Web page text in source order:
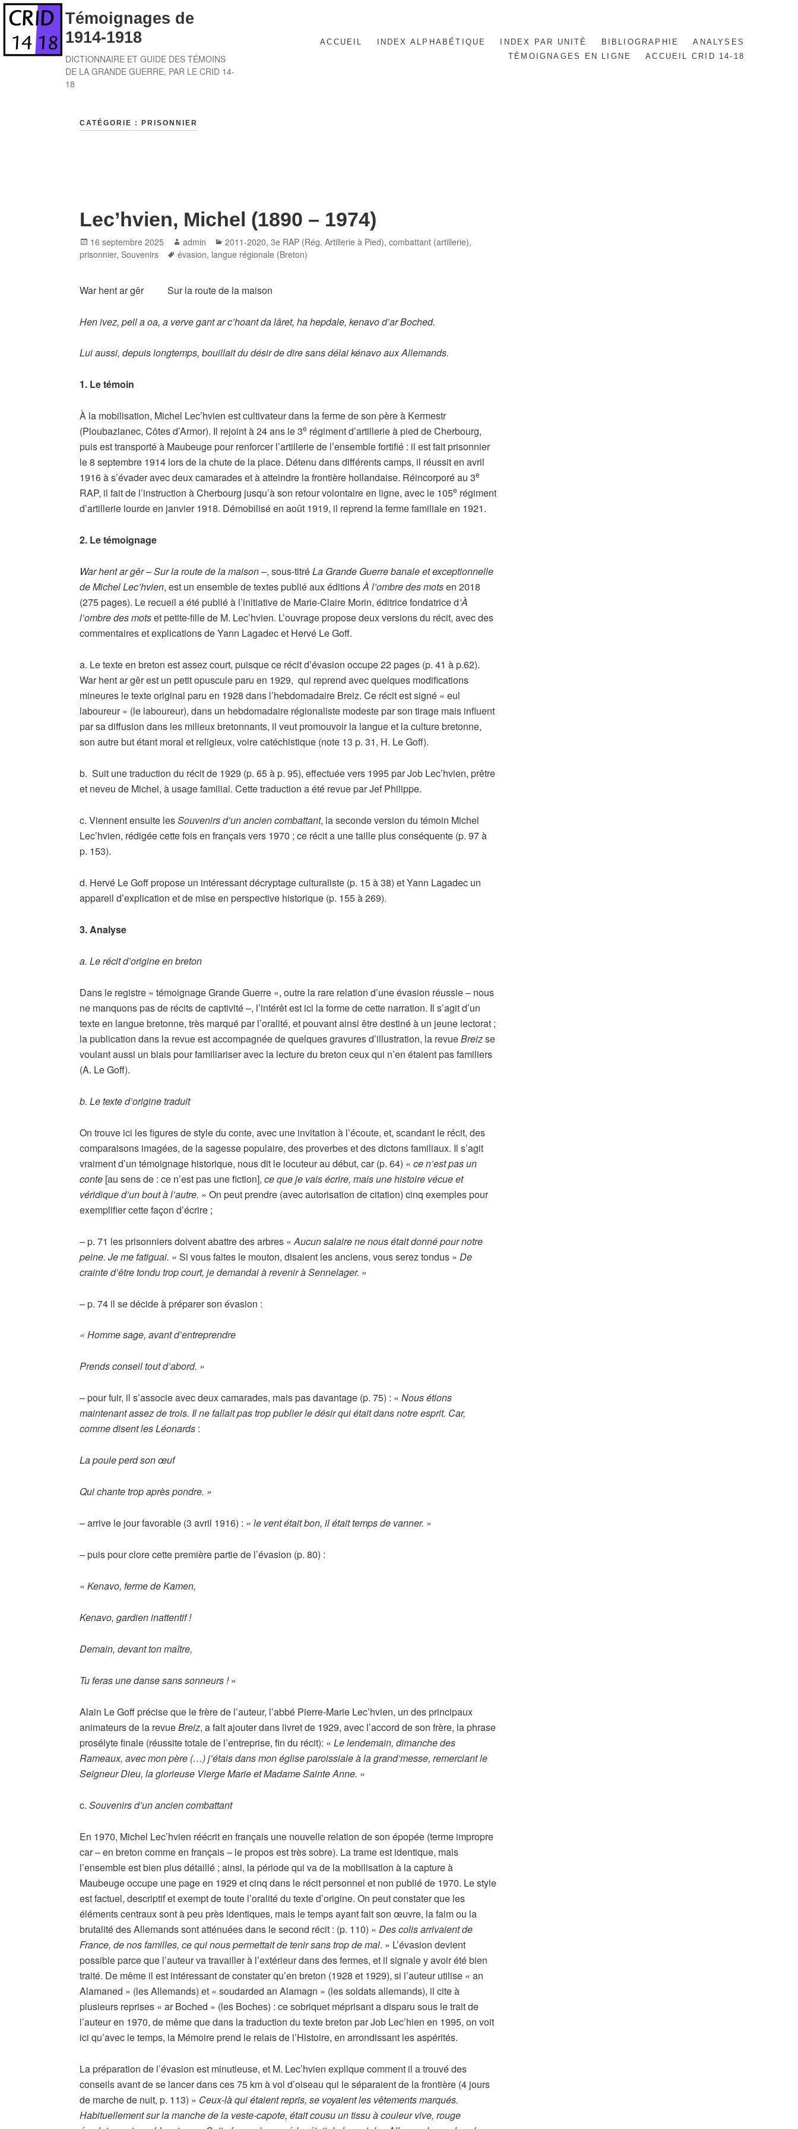
Skip
content
Témoignages de
1914-1918
DICTIONNAIRE ET GUIDE DES TÉMOINS
DE LA GRANDE GUERRE, PAR LE CRID 14-
18
ACCUEIL INDEX ALPHABÉTIQUE INDEX PAR UNITÉ BIBLIOGRAPHIE
ANALYSES
TÉMOIGNAGES EN LIGNE
ACCUEIL CRID 14-18
CATÉGORIE : PRISONNIER
Lec’hvien, Michel (1890 – 1974)
Posted
on
16 septembre 2025 Author
admin Categories
2011-2020,3e RAP (Rég. Artillerie à Pied),combattant (artillerie),
prisonnier,Souvenirs Tags
évasion, langue régionale (Breton)
War hent ar gêr Sur la route de la maison
Hen ivez, pell a oa, a verve gant ar c’hoant da lâret, ha hepdale, kenavo d’ar Boched.
Lui aussi, depuis longtemps, bouillait du désir de dire sans délai kénavo aux Allemands.
1. Le témoin
À la mobilisation, Michel Lec’hvien est cultivateur dans la ferme de son père à Kermestr
(Ploubazlanec, Côtes d’Armor). Il rejoint à 24 ans le 3e régiment d’artillerie à pied de Cherbourg,
puis est transporté à Maubeuge pour renforcer l’artillerie de l’ensemble fortifié : il est fait prisonnier
le 8 septembre 1914 lors de la chute de la place. Détenu dans différents camps, il réussit en avril
1916 à s’évader avec deux camarades et à atteindre la frontière hollandaise. Réincorporé au 3e
RAP, il fait de l’instruction à Cherbourg jusqu’à son retour volontaire en ligne, avec le 105e régiment
d’artillerie lourde en janvier 1918. Démobilisé en août 1919, il reprend la ferme familiale en 1921.
2. Le témoignage
War hent ar gêr – Sur la route de la maison –, sous-titréLa Grande Guerre banale et exceptionnelle
de Michel Lec’hvien, est un ensemble de textes publié aux éditionsÀ l’ombre des motsen 2018
(275 pages). Le recueil a été publié à l’initiative de Marie-Claire Morin, éditrice fondatrice d’À
l’ombre des motset petite-fille de M. Lec’hvien. L’ouvrage propose deux versions du récit, avec des
commentaires et explications de Yann Lagadec et Hervé Le Goff.
a. Le texte en breton est assez court, puisque ce récit d’évasion occupe 22 pages (p. 41 à p.62).
War hent ar gêr est un petit opuscule paru en 1929, qui reprend avec quelques modifications
mineures le texte original paru en 1928 dans l’hebdomadaire Breiz. Ce récit est signé « eul
laboureur » (le laboureur), dans un hebdomadaire régionaliste modeste par son tirage mais influent
par sa diffusion dans les milieux bretonnants, il veut promouvoir la langue et la culture bretonne,
son autre but étant moral et religieux, voire catéchistique (note 13 p. 31, H. Le Goff).
b. Suit une traduction du récit de 1929 (p. 65 à p. 95), effectuée vers 1995 par Job Lec’hvien, prêtre
et neveu de Michel, à usage familial. Cette traduction a été revue par Jef Philippe.
c. Viennent ensuite lesSouvenirs d’un ancien combattant, la seconde version du témoin Michel
Lec’hvien, rédigée cette fois en français vers 1970 ; ce récit a une taille plus conséquente (p. 97 à
p. 153).
d. Hervé Le Goff propose un intéressant décryptage culturaliste (p. 15 à 38) et Yann Lagadec un
appareil d’explication et de mise en perspective historique (p. 155 à 269).
3. Analyse
a. Le récit d’origine en breton
Dans le registre « témoignage Grande Guerre », outre la rare relation d’une évasion réussie – nous
ne manquons pas de récits de captivité –, l’intérêt est ici la forme de cette narration. Il s’agit d’un
texte en langue bretonne, très marqué par l’oralité, et pouvant ainsi être destiné à un jeune lectorat ;
la publication dans la revue est accompagnée de quelques gravures d’illustration, la revueBreizse
voulant aussi un biais pour familiariser avec la lecture du breton ceux qui n’en étaient pas familiers
(A. Le Goff).
b. Le texte d’origine traduit
On trouve ici les figures de style du conte, avec une invitation à l’écoute, et, scandant le récit, des
comparaisons imagées, de la sagesse populaire, des proverbes et des dictons familiaux. Il s’agit
vraiment d’un témoignage historique, nous dit le locuteur au début, car (p. 64) «ce n’est pas un
conte [au sens de : ce n’est pas une fiction],ce que je vais écrire, mais une histoire vécue et
véridique d’un bout à l’autre. » On peut prendre (avec autorisation de citation) cinq exemples pour
exemplifier cette façon d’écrire ;
– p. 71 les prisonniers doivent abattre des arbres «Aucun salaire ne nous était donné pour notre
peine. Je me fatiguai. « Si vous faites le mouton, disaient les anciens, vous serez tondus » De
crainte d’être tondu trop court, je demandai à revenir à Sennelager. »
– p. 74 il se décide à préparer son évasion :
« Homme sage, avant d’entreprendre
Prends conseil tout d’abord. »
– pour fuir, il s’associe avec deux camarades, mais pas davantage (p. 75) : «Nous étions
maintenant assez de trois. Il ne fallait pas trop publier le désir qui était dans notre esprit. Car,
comme disent les Léonards :
La poule perd son œuf
Qui chante trop après pondre. »
– arrive le jour favorable (3 avril 1916) : « le vent était bon, il était temps de vanner. »
– puis pour clore cette première partie de l’évasion (p. 80) :
«Kenavo, ferme de Kamen,
Kenavo, gardien inattentif !
Demain, devant ton maître,
Tu feras une danse sans sonneurs !»
Alain Le Goff précise que le frère de l’auteur, l’abbé Pierre-Marie Lec’hvien, un des principaux
animateurs de la revueBreiz, a fait ajouter dans livret de 1929, avec l’accord de son frère, la phrase
prosélyte finale (réussite totale de l’entreprise, fin du récit): «Le lendemain, dimanche des
Rameaux, avec mon père (…) j’étais dans mon église paroissiale à la grand’messe, remerciant le
Seigneur Dieu, la glorieuse Vierge Marie et Madame Sainte Anne. »
c.Souvenirs d’un ancien combattant
En 1970, Michel Lec’hvien réécrit en français une nouvelle relation de son épopée (terme impropre
car – en breton comme en français – le propos est très sobre). La trame est identique, mais
l’ensemble est bien plus détaillé ; ainsi, la période qui va de la mobilisation à la capture à
Maubeuge occupe une page en 1929 et cinq dans le récit personnel et non publié de 1970. Le style
est factuel, descriptif et exempt de toute l’oralité du texte d’origine. On peut constater que les
éléments centraux sont à peu près identiques, mais le temps ayant fait son œuvre, la faim ou la
brutalité des Allemands sont atténuées dans le second récit : (p. 110) «Des colis arrivaient de
France, de nos familles, ce qui nous permettait de tenir sans trop de mal. » L’évasion devient
possible parce que l’auteur va travailler à l’extérieur dans des fermes, et il signale y avoir été bien
traité. De même il est intéressant de constater qu’en breton (1928 et 1929), si l’auteur utilise « an
Alamaned » (les Allemands) et « soudarded an Alamagn » (les soldats allemands), il cite à
plusieurs reprises « ar Boched » (les Boches) : ce sobriquet méprisant a disparu sous le trait de
l’auteur en 1970, de même que dans la traduction du texte breton par Job Lec’hien en 1995, on voit
ici qu’avec le temps, la Mémoire prend le relais de l’Histoire, en arrondissant les aspérités.
La préparation de l’évasion est minutieuse, et M. Lec’hvien explique comment il a trouvé des
conseils avant de se lancer dans ces 75 km à vol d’oiseau qui le séparaient de la frontière (4 jours
de marche de nuit, p. 113) « Ceux-là qui étaient repris, se voyaient les vêtements marqués.
Habituellement sur la manche de la veste-capote, était cousu un tissu à couleur vive, rouge